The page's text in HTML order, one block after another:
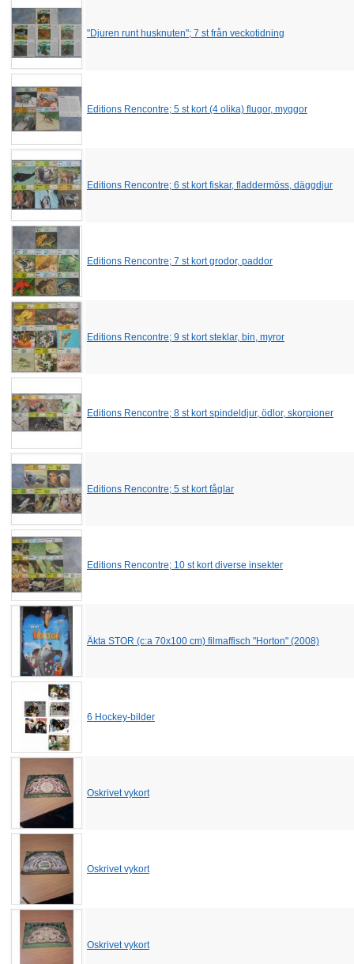
"Djuren runt husknuten"; 7 st från veckotidning
Editions Rencontre; 5 st kort (4 olika) flugor, myggor
Editions Rencontre; 6 st kort fiskar, fladdermöss, däggdjur
Editions Rencontre; 7 st kort grodor, paddor
Editions Rencontre; 9 st kort steklar, bin, myror
Editions Rencontre; 8 st kort spindeldjur, ödlor, skorpioner
Editions Rencontre; 5 st kort fåglar
Editions Rencontre; 10 st kort diverse insekter
Äkta STOR (c:a 70x100 cm) filmaffisch "Horton" (2008)
6 Hockey-bilder
Oskrivet vykort
Oskrivet vykort
Oskrivet vykort